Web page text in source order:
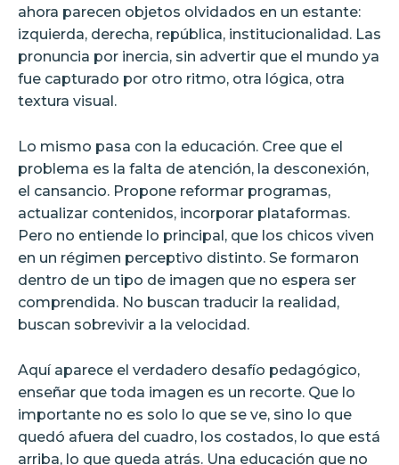
ahora parecen objetos olvidados en un estante:
izquierda, derecha, república, institucionalidad. Las
pronuncia por inercia, sin advertir que el mundo ya
fue capturado por otro ritmo, otra lógica, otra
textura visual.
Lo mismo pasa con la educación. Cree que el
problema es la falta de atención, la desconexión,
el cansancio. Propone reformar programas,
actualizar contenidos, incorporar plataformas.
Pero no entiende lo principal, que los chicos viven
en un régimen perceptivo distinto. Se formaron
dentro de un tipo de imagen que no espera ser
comprendida. No buscan traducir la realidad,
buscan sobrevivir a la velocidad.
Aquí aparece el verdadero desafío pedagógico,
enseñar que toda imagen es un recorte. Que lo
importante no es solo lo que se ve, sino lo que
quedó afuera del cuadro, los costados, lo que está
arriba, lo que queda atrás. Una educación que no